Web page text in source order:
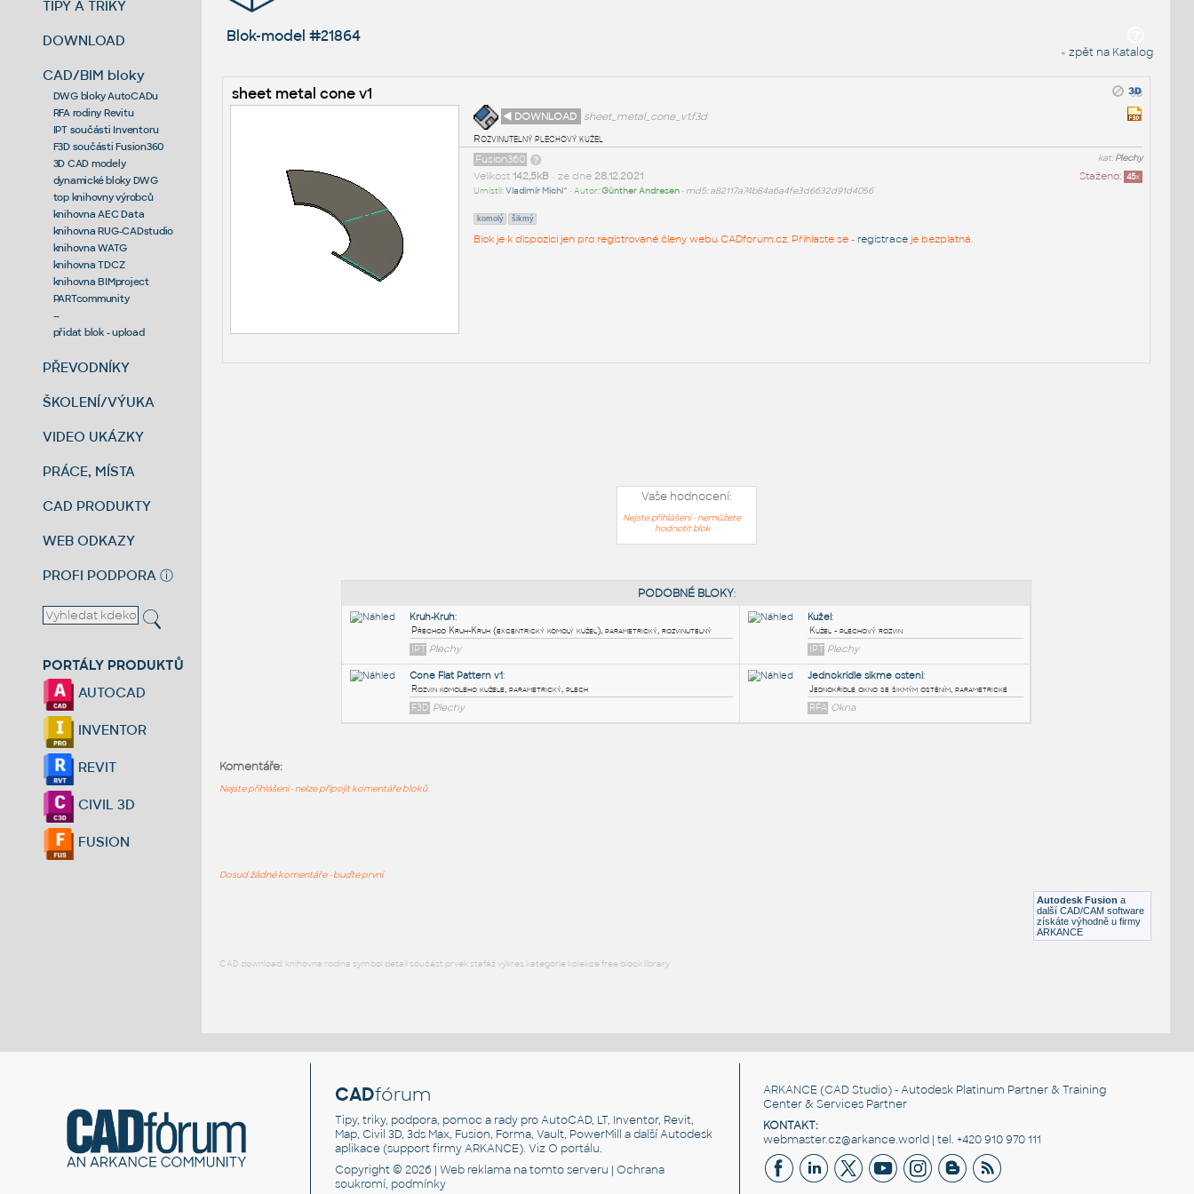
TIPY A TRIKY
DOWNLOAD
CAD/BIM bloky
DWG bloky AutoCADu
RFA rodiny Revitu
IPT součásti Inventoru
F3D součásti Fusion360
3D CAD modely
dynamické bloky DWG
top knihovny výrobců
knihovna AEC Data
knihovna RUG-CADstudio
knihovna WATG
knihovna TDCZ
knihovna BIMproject
PARTcommunity
--
přidat blok - upload
PŘEVODNÍKY
ŠKOLENÍ/VÝUKA
VIDEO UKÁZKY
PRÁCE, MÍSTA
CAD PRODUKTY
WEB ODKAZY
PROFI PODPORA ⓘ
PORTÁLY PRODUKTŮ
AUTOCAD
INVENTOR
REVIT
CIVIL 3D
FUSION
Blok-model #21864
« zpět na Katalog
sheet metal cone v1
◄ DOWNLOAD
sheet_metal_cone_v1.f3d
Rozvinutelný plechový kužel
kat:Plechy
Fusion360
Staženo: 45x
Velikost 142,5kB• ze dne 28.12.2021
Umístil:Vladimír Michl^ • Autor:Günther Andresen• md5: a82117a74b84a6a4fe3d6632d91d4056
komolý šikmý
Blok je k dispozici jen pro registrované členy webu CADforum.cz. Přihlaste se - registraceje bezplatná.
Vaše hodnocení:
Nejste přihlášeni - nemůžete
hodnotit blok
Autodesk Fusion a
další CAD/CAM software
získáte výhodně u firmy
ARKANCE
Komentáře:
Nejste přihlášeni - nelze připojit komentáře bloků
Dosud žádné komentáře - buďte první
CAD download: knihovna rodina symbol detail součást prvek stafáž výkres kategorie kolekce free block library
CADfórum
Tipy, triky, podpora, pomoc a rady pro AutoCAD, LT, Inventor, Revit,
Map, Civil 3D, 3ds Max, Fusion, Forma, Vault, PowerMill a další Autodesk
aplikace (support firmy ARKANCE). VizO portálu.
Copyright © 2026 |Web reklama na tomto serveru |Ochrana
soukromí, podmínky
ARKANCE (CAD Studio) - Autodesk Platinum Partner & Training
Center & Services Partner
KONTAKT:
webmaster.cz@arkance.world | tel. +420 910 970 111